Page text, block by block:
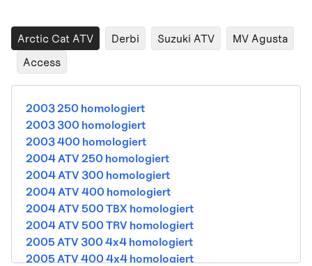
Arctic Cat ATV Derbi Suzuki ATV
MV Agusta
Access
2003 250 homologiert
2003 300 homologiert
2003 400 homologiert
2004 ATV 250 homologiert
2004 ATV 300 homologiert
2004 ATV 400 homologiert
2004 ATV 500 TBX homologiert
2004 ATV 500 TRV homologiert
2005 ATV 300 4x4 homologiert
2005 ATV 400 4x4 homologiert